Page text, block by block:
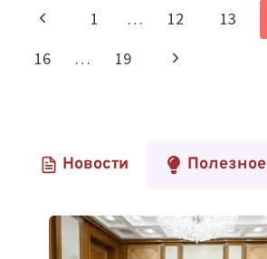
МЕМОРАНДУМ
СОТРУДНИЧЕСТВЕ
Навигация
по
Предыдущая
страница
1 … 12 13
16
… 19
Следующая
Новости Полезное